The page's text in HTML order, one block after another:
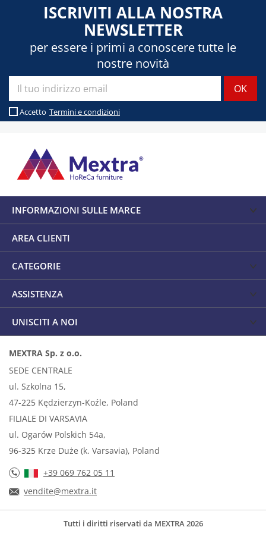
ISCRIVITI ALLA NOSTRA
NEWSLETTER
per essere i primi a conoscere tutte le
nostre novità
Accetto Termini e condizioni
INFORMAZIONI SULLE MARCE
AREA CLIENTI
CATEGORIE
ASSISTENZA
UNISCITI A NOI
MEXTRA Sp. z o.o.
SEDE CENTRALE
ul. Szkolna 15,
47-225 Kędzierzyn-Koźle, Poland
FILIALE DI VARSAVIA
ul. Ogarów Polskich 54a,
96-325 Krze Duże (k. Varsavia), Poland
+39 069 762 05 11
vendite@mextra.it
Tutti i diritti riservati da MEXTRA 2026